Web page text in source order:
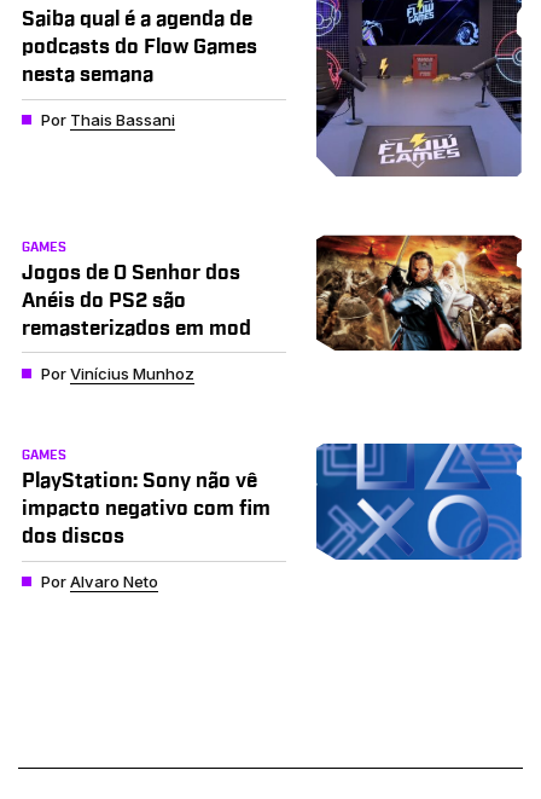
Saiba qual é a agenda de
podcasts do Flow Games
nesta semana
Por Thais Bassani
GAMES
Jogos de O Senhor dos
Anéis do PS2 são
remasterizados em mod
PorVinícius Munhoz
GAMES
PlayStation: Sony não vê
impacto negativo com fim
dos discos
PorAlvaro Neto